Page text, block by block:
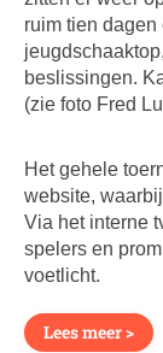
ruim tien
beslissingen.
(zie foto Fred
Het gehele
website, waarbij
Via het interne
spelers en
voetlicht.
Lees meer >